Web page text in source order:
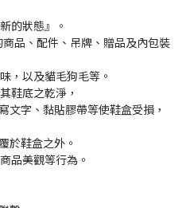
的狀態』。
品、配件、吊牌、贈品及內包裝
，以及貓毛狗毛等。
鞋底之乾淨，
字、黏貼膠帶等使鞋盒受損，
於鞋盒之外。
品美觀等行為。